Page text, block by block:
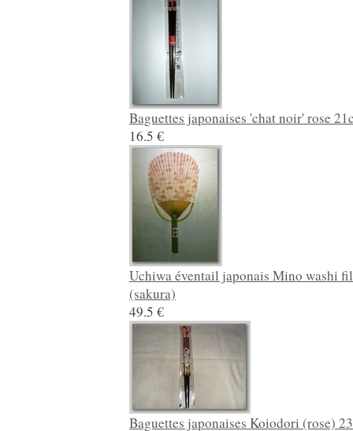
Baguettes japonaises 'chat noir' rose
16.5 €
Uchiwa éventail japonais Mino washi
(sakura)
49.5 €
Baguettes japonaises Koiodori (rose)